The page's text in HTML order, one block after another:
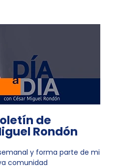
de
Rondón
y forma parte de mi
comunidad